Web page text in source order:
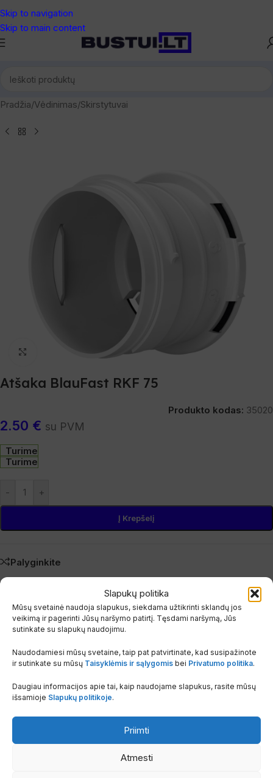
Slapukų politika
Mūsų svetainė naudoja slapukus, siekdama užtikrinti sklandų jos
veikimą ir pagerinti Jūsų naršymo patirtį. Tęsdami naršymą, Jūs
sutinkate su slapukų naudojimu.
Naudodamiesi mūsų svetaine, taip pat patvirtinate, kad susipažinote
ir sutinkate su mūsų Taisyklėmis ir sąlygomis bei Privatumo politika.
Daugiau informacijos apie tai, kaip naudojame slapukus, rasite mūsų
išsamioje Slapukų politikoje.
Priimti
Atmesti
Skip to navigation
Skip to main content
Pradžia/Vėdinimas/Skirstytuvai
Spustelėkite, norėdami padidinti
Atšaka BlauFast RKF 75
Produkto kodas: 35020
2.50 € su PVM
Turime
Turime
- +
Į Krepšelį
Palyginkite
Papildoma informacija
Susiję produktai